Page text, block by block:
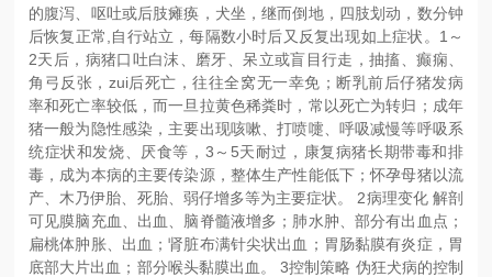
的腹泻、呕吐或后肢瘫痪，犬坐，继而倒地，四肢划动，数分钟
后恢复正常,自行站立，每隔数小时后又反复出现如上症状。1～
2天后，病猪口吐白沫、磨牙、呆立或盲目行走，抽搐、癫痫、
角弓反张，zui后死亡，往往全窝无一幸免；断乳前后仔猪发病
率和死亡率较低，而一旦拉黄色稀粪时，常以死亡为转归；成年
猪一般为隐性感染，主要出现咳嗽、打喷嚏、呼吸减慢等呼吸系
统症状和发烧、厌食等，3～5天耐过，康复病猪长期带毒和排
毒，成为本病的主要传染源，整体生产性能低下；怀孕母猪以流
产、木乃伊胎、死胎、弱仔增多等为主要症状。 2病理变化 解剖
可见膜脑充血、出血、脑脊髓液增多；肺水肿、部分有出血点；
扁桃体肿胀、出血；肾脏布满针尖状出血；胃肠黏膜有炎症，胃
底部大片出血；部分喉头黏膜出血。 3控制策略 伪狂犬病的控制